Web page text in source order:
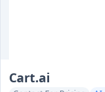
Cart.ai